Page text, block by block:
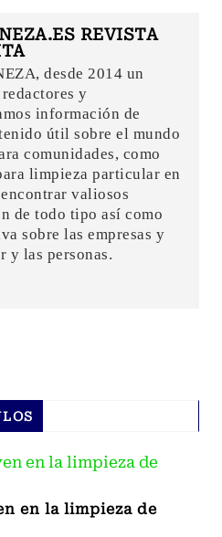
REVISTA
desde 2014 un
y
información de
útil sobre el mundo
comunidades, como
limpieza particular en
valiosos
de todo tipo así como
sobre las empresas y
y las personas.
en la limpieza de